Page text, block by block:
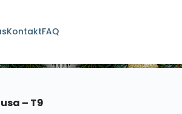
KontaktFAQ
– T9